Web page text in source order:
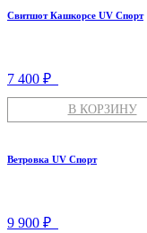
Свитшот Кашкорсе UV Спорт
7 400 ₽
В КОРЗИНУ
Ветровка UV Спорт
9 900 ₽